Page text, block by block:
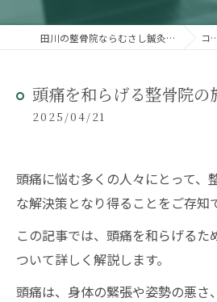
田川の整骨院ならむさし鍼灸整骨院 田川院 コラム
頭痛を和らげる整骨院の
2025/04/21
頭痛に悩む多くの人々にとって、
な解決策となり得ることをご存知
この記事では、頭痛を和らげるた
ついて詳しく解説します。
頭痛は、身体の緊張や姿勢の悪さ